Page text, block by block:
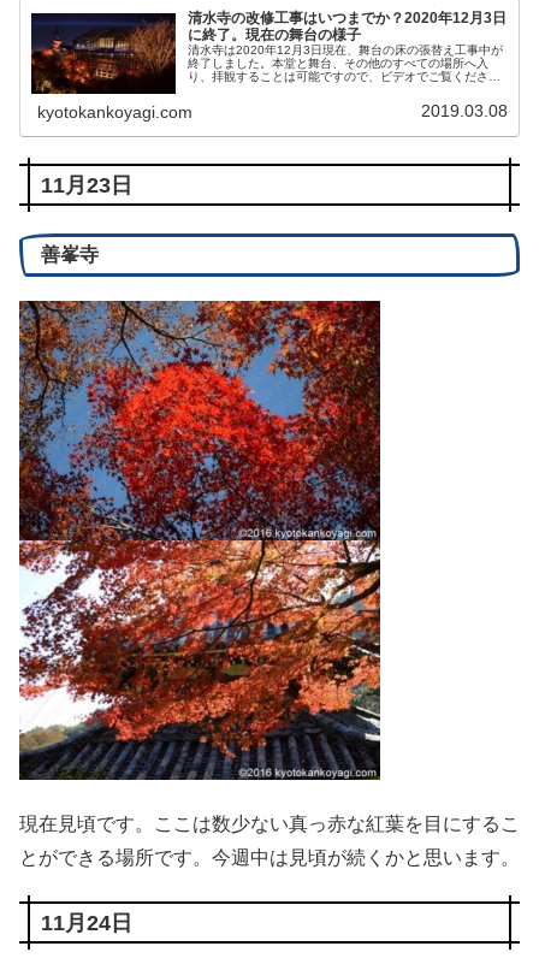
清水寺の改修工事はいつまでか？2020年12月3日
に終了。現在の舞台の様子
清水寺は2020年12月3日現在、舞台の床の張替え工事中が
終了しました。本堂と舞台、その他のすべての場所へ入
り、拝観することは可能ですので、ビデオでご覧くださ
し、「平成の大改修」は12月3日の舞台の開放を以て終了
となりました。檜皮葺の工法、舞台の様子など、宇宙一詳
kyotokankoyagi.com 2019.03.08
11月23日
善峯寺
現在見頃です。ここは数少ない真っ赤な紅葉を目にするこ
とができる場所です。今週中は見頃が続くかと思います。
11月24日